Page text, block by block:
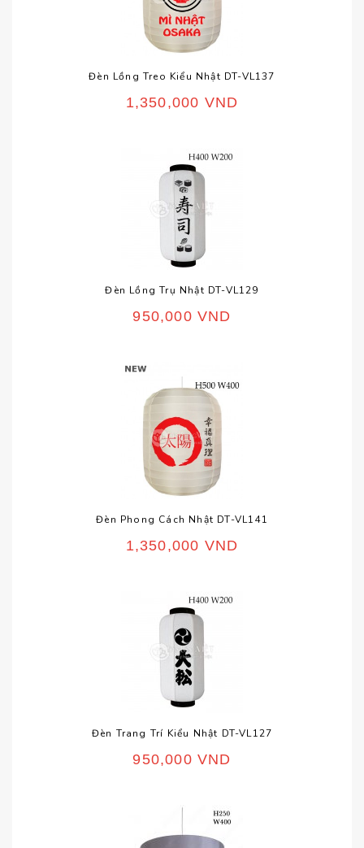
Đèn Lồng Treo Kiểu Nhật DT-VL137
1,350,000 VND
Đèn Lồng Trụ Nhật DT-VL129
950,000 VND
Đèn Phong Cách Nhật DT-VL141
1,350,000 VND
Đèn Trang Trí Kiểu Nhật DT-VL127
950,000 VND